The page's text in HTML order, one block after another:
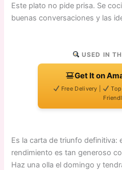
Este plato no pide prisa. Se
buenas conversaciones y las
USED IN
Get It on
Free Delivery |
Es la carta de triunfo definitiva:
rendimiento es tan generoso
Haz una olla el domingo y